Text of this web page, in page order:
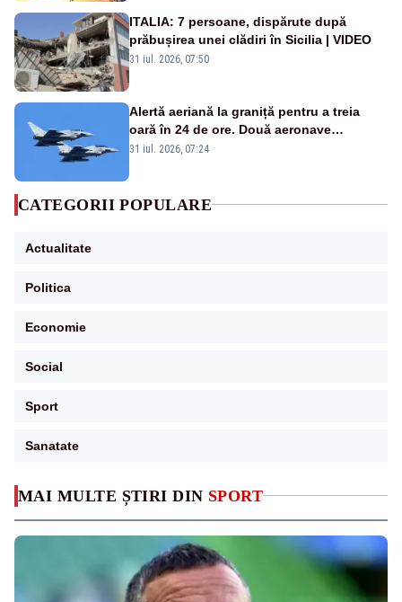
MAI MULTE ȘTIRI DIN SPORT
ITALIA: 7 persoane, dispărute după
prăbușirea unei clădiri în Sicilia | VIDEO
31 iul. 2026, 07:50
Alertă aeriană la graniță pentru a treia
oară în 24 de ore. Două aeronave
Eurofighter britanice au fost ridicate de la
31 iul. 2026, 07:24
CATEGORII POPULARE
Actualitate
Politica
Economie
Social
Sport
Sanatate